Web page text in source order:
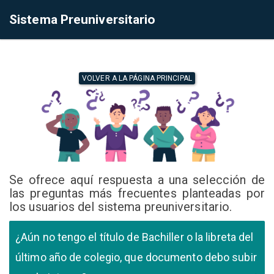
Sistema Preuniversitario
VOLVER A LA PÁGINA PRINCIPAL
Se ofrece aquí respuesta a una selección de
las preguntas más frecuentes planteadas por
los usuarios del sistema preuniversitario.
¿Aún no tengo el título de Bachiller o la libreta del
último año de colegio, que documento debo subir